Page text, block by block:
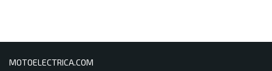
MOTOELECTRICA.COM